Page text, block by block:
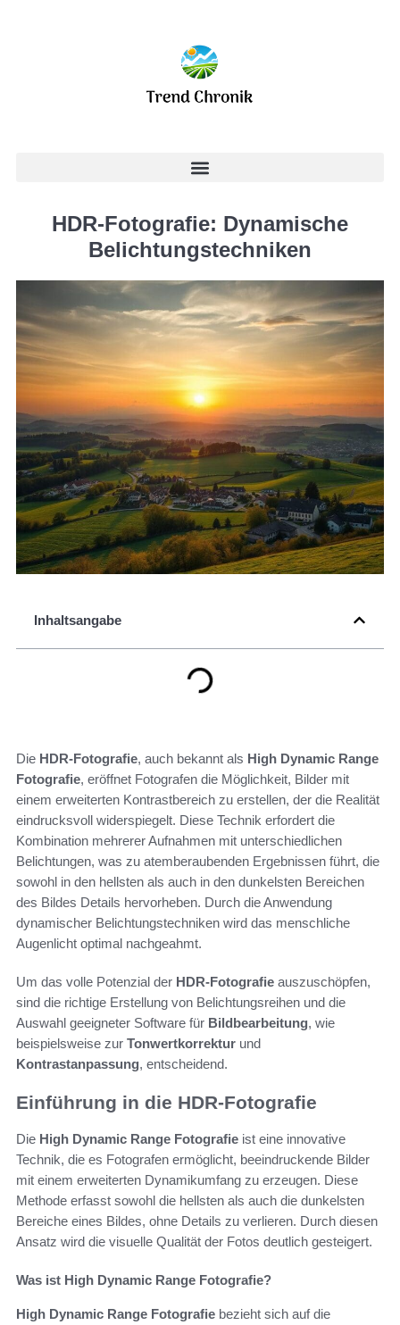
HDR-Fotografie: Dynamische
Belichtungstechniken
Inhaltsangabe
Die HDR-Fotografie, auch bekannt als High Dynamic Range
Fotografie, eröffnet Fotografen die Möglichkeit, Bilder mit
einem erweiterten Kontrastbereich zu erstellen, der die Realität
eindrucksvoll widerspiegelt. Diese Technik erfordert die
Kombination mehrerer Aufnahmen mit unterschiedlichen
Belichtungen, was zu atemberaubenden Ergebnissen führt, die
sowohl in den hellsten als auch in den dunkelsten Bereichen
des Bildes Details hervorheben. Durch die Anwendung
dynamischer Belichtungstechniken wird das menschliche
Augenlicht optimal nachgeahmt.
Um das volle Potenzial der HDR-Fotografie auszuschöpfen,
sind die richtige Erstellung von Belichtungsreihen und die
Auswahl geeigneter Software für Bildbearbeitung, wie
beispielsweise zur Tonwertkorrektur und
Kontrastanpassung, entscheidend.
Einführung in die HDR-Fotografie
Die High Dynamic Range Fotografie ist eine innovative
Technik, die es Fotografen ermöglicht, beeindruckende Bilder
mit einem erweiterten Dynamikumfang zu erzeugen. Diese
Methode erfasst sowohl die hellsten als auch die dunkelsten
Bereiche eines Bildes, ohne Details zu verlieren. Durch diesen
Ansatz wird die visuelle Qualität der Fotos deutlich gesteigert.
Was ist High Dynamic Range Fotografie?
High Dynamic Range Fotografie bezieht sich auf die